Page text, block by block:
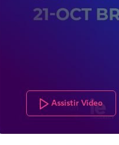
Assistir Vídeo